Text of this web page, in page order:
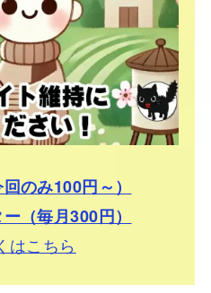
のみ100円～）
（毎月300円）
はこちら